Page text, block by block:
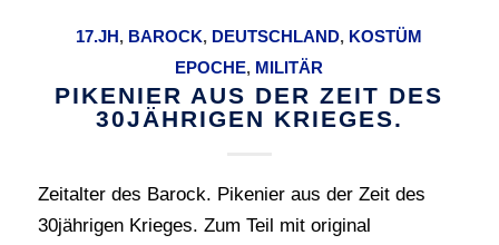
17.JH, BAROCK, DEUTSCHLAND, KOSTÜM
EPOCHE, MILITÄR
PIKENIER AUS DER ZEIT DES
30JÄHRIGEN KRIEGES.
Zeitalter des Barock. Pikenier aus der Zeit des
30jährigen Krieges. Zum Teil mit original